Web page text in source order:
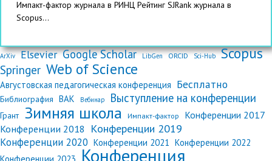
Импакт-фактор журнала в РИНЦ Рейтинг SJRank журнала в
Scopus...
ArXiv Elsevier Google Scholar LibGen ORCID Sci-Hub Scopus
Springer Web of Science
Августовская педагогическая конференция Бесплатно
Библиография ВАК Вебинар Выступление на конференции
Грант Зимняя школа Импакт-фактор Конференции 2017
Конференции 2018 Конференции 2019
Конференции 2020 Конференции 2021 Конференции 2022
Конференция